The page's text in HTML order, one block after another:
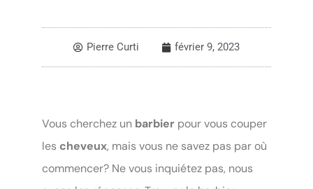
Pierre Curti février 9, 2023
Vous cherchez un barbier pour vous couper
les cheveux, mais vous ne savez pas par où
commencer? Ne vous inquiétez pas, nous